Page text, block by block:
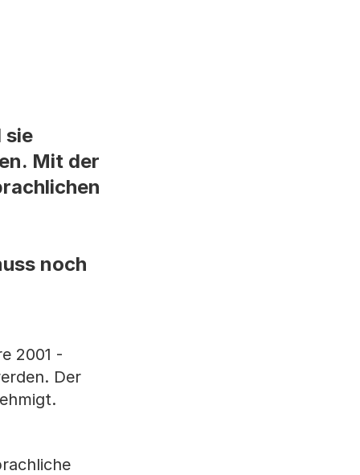
sie
Mit der
noch
2001 -
Der